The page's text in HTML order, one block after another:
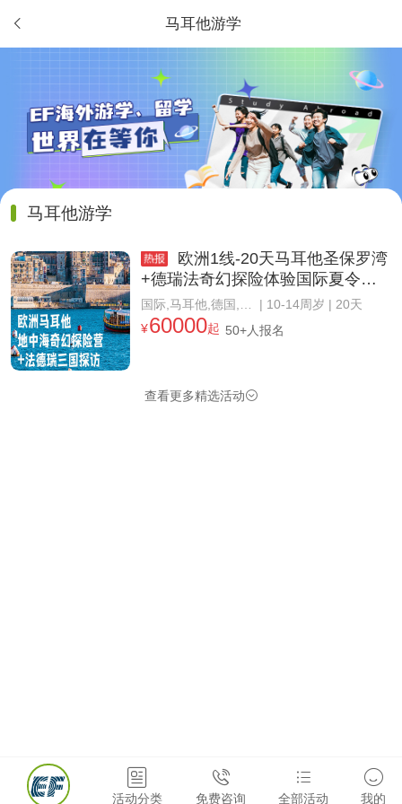
 马耳他游学
马耳他游学
+德瑞法奇幻探险体验国际夏令营
（北京上海出发）
国际,马耳他,德国,法国,瑞士| 10-14周岁 | 20天
¥60000起 50+人报名
查看更多精选活动

活动分类

免费咨询

全部活动

我的